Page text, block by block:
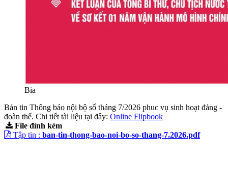
Bia
Bản tin Thông báo nội bộ số tháng 7/2026 phuc vụ sinh hoạt đảng -
đoàn thể. Chi tiết tài liệu tại đây: Online Flipbook
File đính kèm
Tập tin : ban-tin-thong-bao-noi-bo-so-thang-7.2026.pdf